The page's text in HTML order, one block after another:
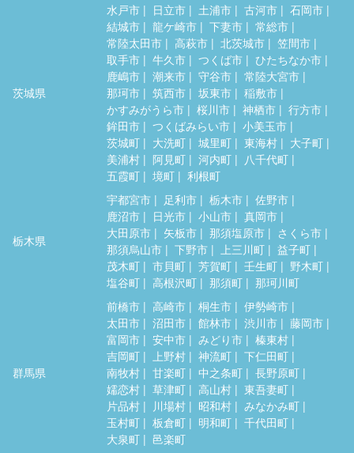
茨城県
水戸市 日立市 土浦市 古河市
石岡市
結城市
龍ケ崎市 下妻市
常総市
常陸太田市
高萩市 北茨城市
笠間市
取手市
牛久市 つくば市
ひたちなか市
鹿嶋市
潮来市 守谷市
常陸大宮市
那珂市
筑西市 坂東市
稲敷市
かすみがうら市
桜川市 神栖市
行方市
鉾田市
つくばみらい市
小美玉市
茨城町
大洗町 城里町 東海村
大子町
美浦村
阿見町 河内町
八千代町
五霞町
境町 利根町
栃木県
宇都宮市 足利市 栃木市
佐野市
鹿沼市
日光市 小山市
真岡市
大田原市
矢板市 那須塩原市
さくら市
那須烏山市
下野市 上三川町
益子町
茂木町
市貝町 芳賀町 壬生町
野木町
塩谷町
高根沢町 那須町 那珂川町
群馬県
前橋市 高崎市 桐生市
伊勢崎市
太田市
沼田市 館林市 渋川市
藤岡市
富岡市
安中市 みどり市
榛東村
吉岡町
上野村 神流町
下仁田町
南牧村
甘楽町 中之条町
長野原町
嬬恋村
草津町 高山村
東吾妻町
片品村
川場村 昭和村
みなかみ町
玉村町
板倉町 明和町
千代田町
大泉町
邑楽町